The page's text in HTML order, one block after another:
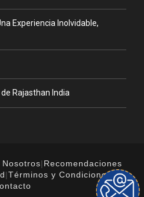
Experiencia Inolvidable,
Rajasthan India
Nosotros| Recomendaciones
|Términos y Condiciones |